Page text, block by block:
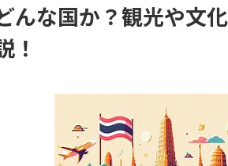
んな国か？観光や文
！